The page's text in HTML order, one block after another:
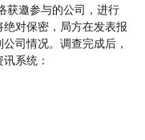
获邀参与的公司，进行
对保密，局方在发表报
司情况。调查完成后，
系统：